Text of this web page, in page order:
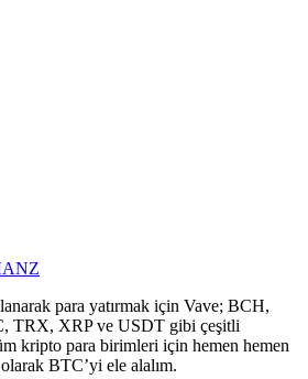
para yatırmak için Vave; BCH,
TRX, XRP ve USDT gibi çeşitli
kripto para birimleri için hemen hemen
BTC’yi ele alalım.